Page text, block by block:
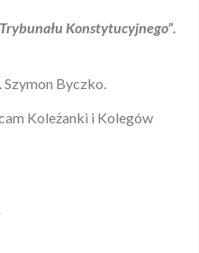
Konstytucyjnego”.
Szymon Byczko.
Koleżanki i Kolegów